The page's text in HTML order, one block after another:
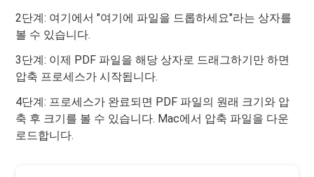
2단계: 여기에서 "여기에 파일을 드롭하세요"라는 상자를
볼 수 있습니다.
3단계: 이제 PDF 파일을 해당 상자로 드래그하기만 하면
압축 프로세스가 시작됩니다.
4단계: 프로세스가 완료되면 PDF 파일의 원래 크기와 압
축 후 크기를 볼 수 있습니다. Mac에서 압축 파일을 다운
로드합니다.